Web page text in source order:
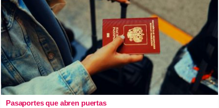
Pasaportes que abren puertas